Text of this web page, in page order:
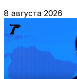
8 августа 2026